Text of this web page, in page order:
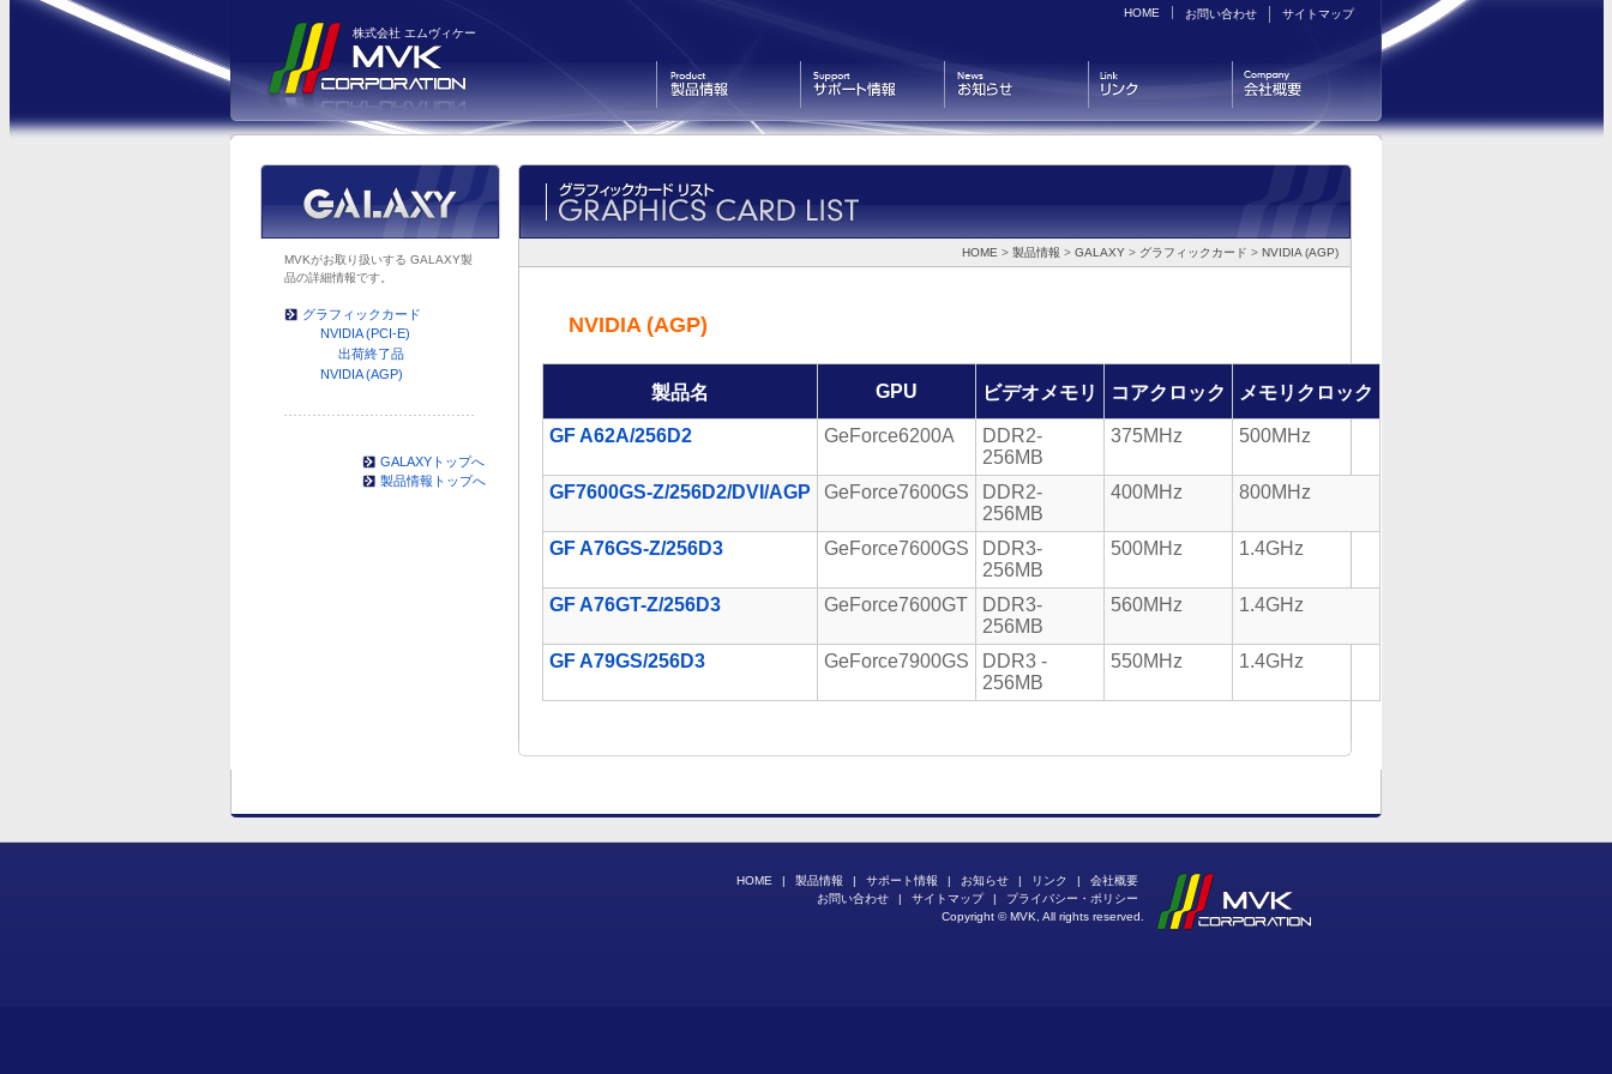
株式会社 エムヴィケー
HOME お問い合わせ サイトマップ
HOME > 製品情報 > GALAXY > グラフィックカード > NVIDIA (AGP)
NVIDIA (AGP)
製品名 GPU ビデオメモリ コアクロック メモリクロック
GF A62A/256D2 GeForce6200A
DDR2-
256MB
375MHz 500MHz
GF7600GS-Z/256D2/DVI/AGP GeForce7600GS
DDR2-
256MB
400MHz 800MHz
GF A76GS-Z/256D3 GeForce7600GS
DDR3-
256MB
500MHz 1.4GHz
GF A76GT-Z/256D3 GeForce7600GT
DDR3-
256MB
560MHz 1.4GHz
GF A79GS/256D3 GeForce7900GS
DDR3 -
256MB
550MHz 1.4GHz
MVKがお取り扱いする GALAXY製
品の詳細情報です。
グラフィックカード
NVIDIA (PCI-E)
出荷終了品
NVIDIA (AGP)
GALAXYトップへ
製品情報トップへ
HOME | 製品情報 | サポート情報 | お知らせ | リンク |
会社概要
お問い合わせ
| サイトマップ |
プライバシー・ポリシー
Copyright © MVK, All rights reserved.